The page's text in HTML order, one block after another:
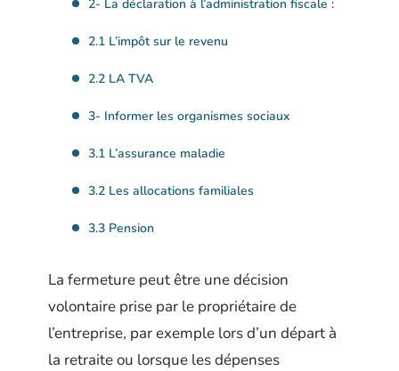
2- La déclaration à l’administration fiscale :
2.1 L’impôt sur le revenu
2.2 LA TVA
3- Informer les organismes sociaux
3.1 L’assurance maladie
3.2 Les allocations familiales
3.3 Pension
La fermeture peut être une décision
volontaire prise par le propriétaire de
l’entreprise, par exemple lors d’un départ à
la retraite ou lorsque les dépenses